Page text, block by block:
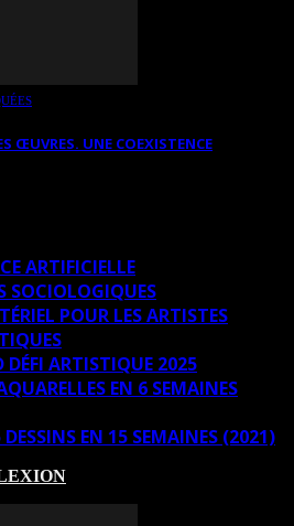
ŒUVRES. UNE COEXISTENCE
ARTIFICIELLE
SOCIOLOGIQUES
POUR LES ARTISTES
DÉFI ARTISTIQUE 2025
EN 6 SEMAINES
DESSINS EN 15 SEMAINES (2021)